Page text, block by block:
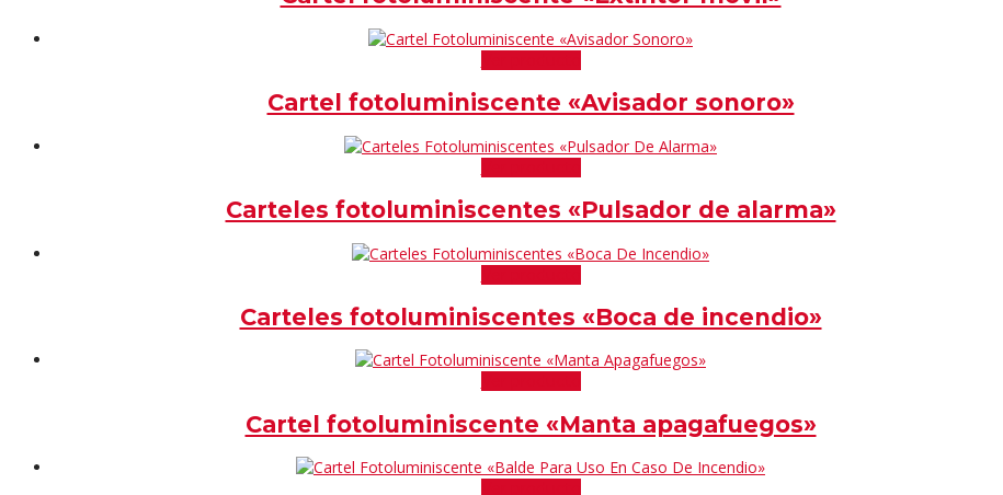
Cartel fotoluminiscente «Avisador sonoro»
Carteles fotoluminiscentes «Pulsador de alarma»
Carteles fotoluminiscentes «Boca de incendio»
Cartel fotoluminiscente «Manta apagafuegos»